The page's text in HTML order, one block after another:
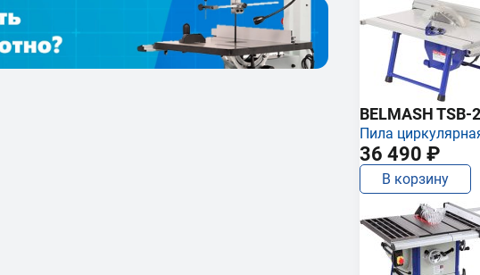
BELMASH TSB-
Пила
36 490 ₽
В корзину